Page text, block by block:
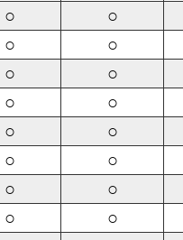
○ ○
○ ○
○ ○
○ ○
○ ○
○ ○
○ ○
○ ○